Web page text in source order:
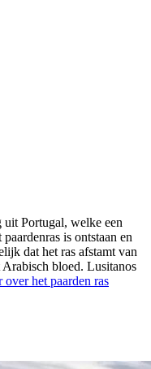
uit Portugal, welke een
is ontstaan en
dat het ras afstamt van
bloed. Lusitanos
over het paarden ras